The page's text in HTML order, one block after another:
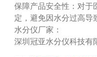
保障产品安全性‌：对于
定，避免因水分过高导
水分仪厂家：
深圳冠亚水分仪科技有